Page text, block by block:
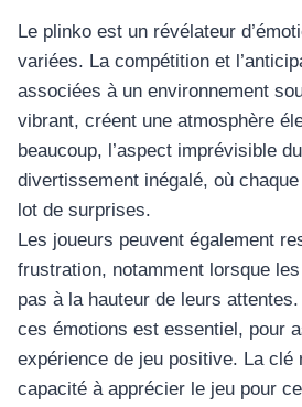
Le plinko est un révélateur
variées. La compétition et
associées à un environnement
vibrant, créent une atmosphère
beaucoup, l’aspect imprévisible
divertissement inégalé, où
lot de surprises.
Les joueurs peuvent également
frustration, notamment lorsque
pas à la hauteur de leurs
ces émotions est essentiel, pour
expérience de jeu positive. La clé
capacité à apprécier le jeu pour